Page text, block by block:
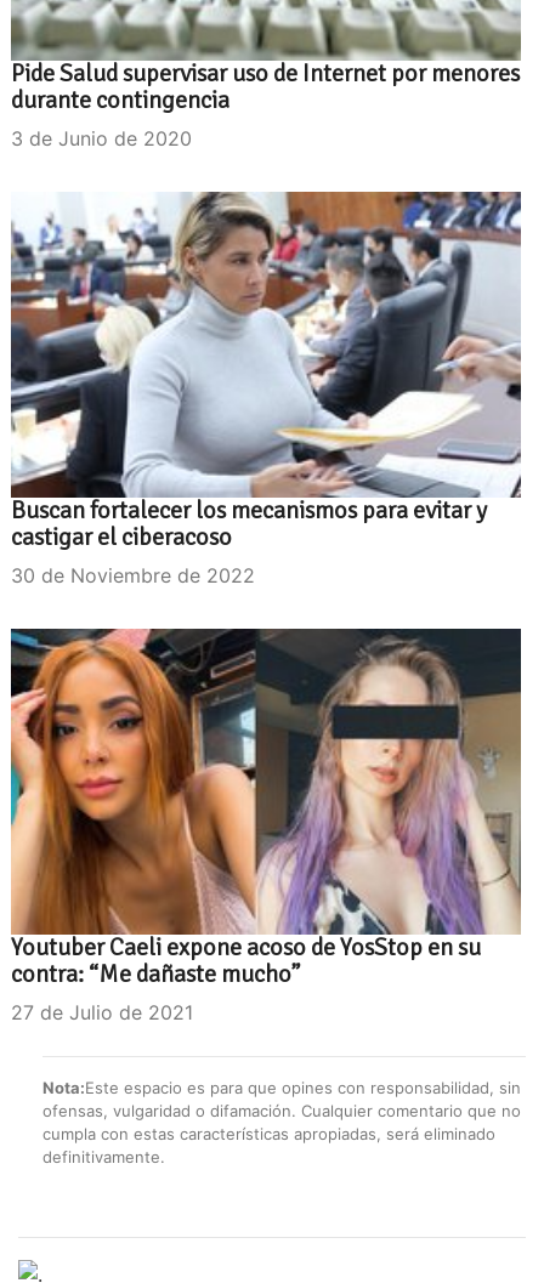
Pide Salud supervisar uso de Internet por menores
durante contingencia
3 de Junio de 2020
Buscan fortalecer los mecanismos para evitar y
castigar el ciberacoso
30 de Noviembre de 2022
Youtuber Caeli expone acoso de YosStop en su
contra: “Me dañaste mucho”
27 de Julio de 2021
Nota:Este espacio es para que opines con responsabilidad, sin
ofensas, vulgaridad o difamación. Cualquier comentario que no
cumpla con estas características apropiadas, será eliminado
definitivamente.